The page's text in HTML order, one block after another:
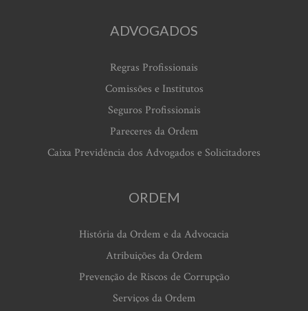
ADVOGADOS
Regras Profissionais
Comissões e Institutos
Seguros Profissionais
Pareceres da Ordem
Caixa Previdência dos Advogados e Solicitadores
ORDEM
História da Ordem e da Advocacia
Atribuições da Ordem
Prevenção de Riscos de Corrupção
Serviços da Ordem